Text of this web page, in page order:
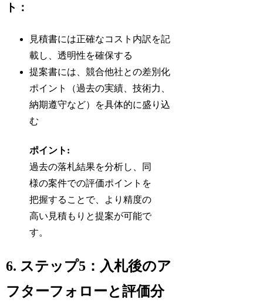
ト：
見積書には正確なコスト内訳を記
載し、透明性を確保する
提案書には、競合他社との差別化
ポイント（過去の実績、技術力、
納期遵守など）を具体的に盛り込
む
ポイント:
過去の落札結果を分析し、同
様の案件での評価ポイントを
把握することで、より精度の
高い見積もりと提案が可能で
す。
6. ステップ5：入札後のア
フターフォローと評価分